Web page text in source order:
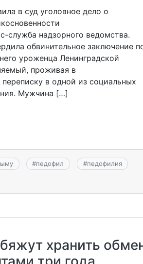
в суд уголовное дело о
служба надзорного ведомства.
обвинительное заключение
уроженца Ленинградской
проживая в
в одной из социальных
Мужчина […]
#педофил #педофилия
хранить